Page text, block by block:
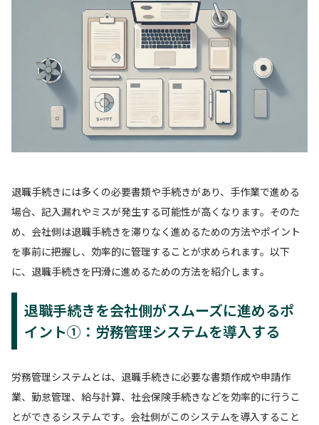
退職手続きには多くの必要書類や手続きがあり、手作業で進める
場合、記入漏れやミスが発生する可能性が高くなります。そのた
め、会社側は退職手続きを滞りなく進めるための方法やポイント
を事前に把握し、効率的に管理することが求められます。以下
に、退職手続きを円滑に進めるための方法を紹介します。
退職手続きを会社側がスムーズに進めるポ
イント①：労務管理システムを導入する
労務管理システムとは、退職手続きに必要な書類作成や申請作
業、勤怠管理、給与計算、社会保険手続きなどを効率的に行うこ
とができるシステムです。会社側がこのシステムを導入すること